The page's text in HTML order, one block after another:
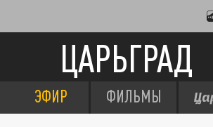
ЦАРЬГРАД
ЭФИР ФИЛЬМЫ